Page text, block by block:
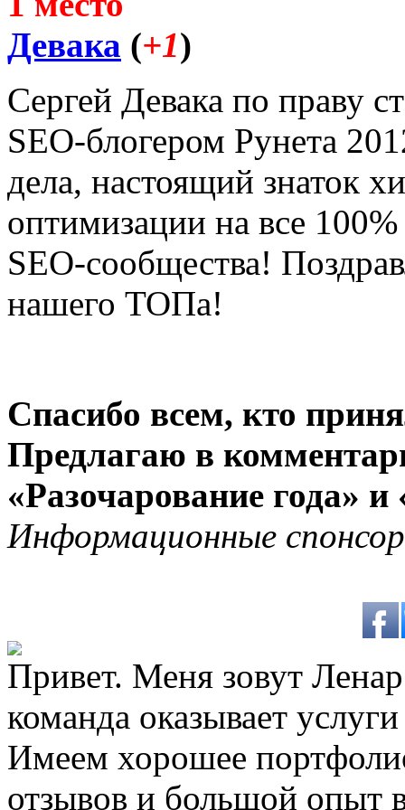
Девака (+1)
Сергей Девака по праву
SEO-блогером Рунета
дела, настоящий знаток
оптимизации на все
SEO-сообщества!
нашего ТОПа!
Спасибо всем, кто
Предлагаю в
«Разочарование года»
Информационные
Привет. Меня зовут
команда оказывает
Имеем хорошее
отзывов и большой опыт